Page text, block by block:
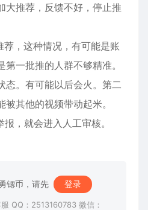
大推荐，反馈不好，停止推
，这种情况，有可能是账
一批推的人群不够精准。
态。有可能以后会火。第二
其他的视频带动起米。
，就会进入人工审核。
勇锶币，请先 登录
QQ：2513160783 微信：